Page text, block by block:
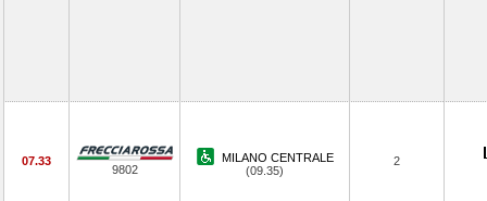
07.33
9802
MILANO CENTRALE
(09.35)
2